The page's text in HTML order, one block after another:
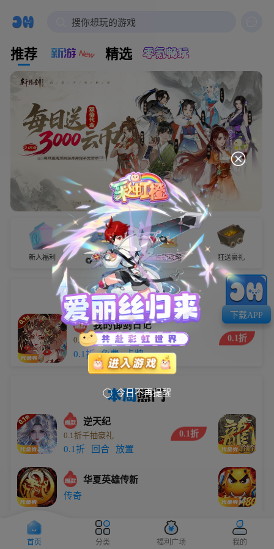
搜你想玩的游戏
推荐 精选
新人福利 试玩有奖 省钱攻略 狂送豪礼
小编推荐
我的御剑日记
0.1折每日送6480
5.9万
0.1折
免费 卡牌
0.1折
本周热门
逆天纪
0.1折千抽豪礼
0.1折 回合 放置
0.1折
华夏英雄传新
传奇
大圣
0.1折无限代金买断版 0.1折
下载APP
 今日不再提醒
首页 分类 福利广场 我的